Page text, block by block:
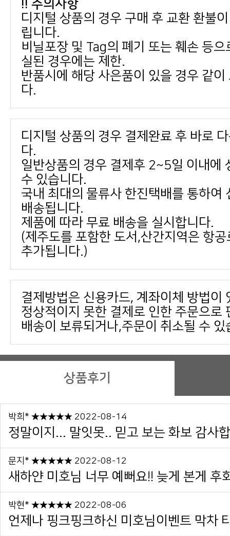
!! 주의사항
립니다.
실된 경우에는 제한.
다.
다.
수 있습니다.
배송됩니다.
제품에 따라 무료 배송을 실시합니다.
추가됩니다.)
결제방법은 신용카드, 계좌이체 방법이
배송이 보류되거나,주문이 취소될 수 있
상품후기
박희* ★★★★★ 2022-08-14
정말이지... 말잇못.. 믿고 보는 화보 감사
문지* ★★★★★ 2022-08-12
새하얀 미호님 너무 예뻐요!! 늦게 본게 후
박현* ★★★★★ 2022-08-06
언제나 핑크핑크하신 미호님이벤트 막차